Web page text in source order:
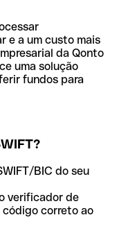
e a um custo mais
da Qonto
uma solução
fundos para
BIC do seu
verificador de
código correto ao